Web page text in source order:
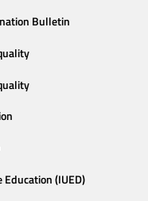
Bulletin
(IUED)